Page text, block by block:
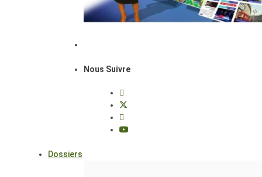
Nous Suivre
Dossiers